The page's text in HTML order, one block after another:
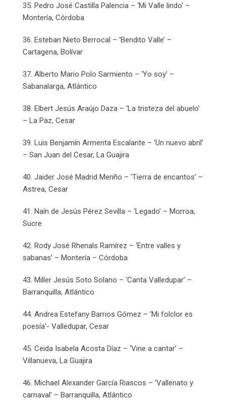
35. Pedro José Castilla Palencia – ‘Mi Valle lindo’ –
Montería, Córdoba
36. Esteban Nieto Berrocal – ‘Bendito Valle’ –
Cartagena, Bolívar
37. Alberto Mario Polo Sarmiento – ‘Yo soy’ –
Sabanalarga, Atlántico
38. Elbert Jesús Araújo Daza – ‘La tristeza del abuelo’
– La Paz, Cesar
39. Luis Benjamín Armenta Escalante – ‘Un nuevo abril’
– San Juan del Cesar, La Guajira
40. Jaider José Madrid Meriño – ‘Tierra de encantos’ –
Astrea, Cesar
41. Naín de Jesús Pérez Sevilla – ‘Legado’ – Morroa,
Sucre
42. Rody José Rhenals Ramírez – ‘Entre valles y
sabanas’ – Montería – Córdoba
43. Miller Jesús Soto Solano – ‘Canta Valledupar’ –
Barranquilla, Atlántico
44. Andrea Estefany Barrios Gómez – ‘Mi folclor es
poesía’- Valledupar, Cesar
45. Ceida Isabela Acosta Díaz – ‘Vine a cantar’ –
Villanueva, La Guajira
46. Michael Alexander García Riascos – ‘Vallenato y
carnaval’ – Barranquilla, Atlántico